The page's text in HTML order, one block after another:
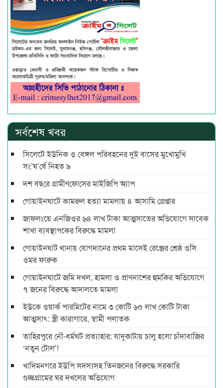
সর্বশেষ খবর
সিলেটে ইউনিক ও বেঙ্গল পরিবহনের দুই বাসের মুখোমুখি
সং’ঘ’র্ষে নিহত ৯
দশ বছ‌রে গ্রামীণ‌ফো‌সের মাইজিপি অ্যাপ
গোয়াইনঘাটে কামরুল হত্যা মামলায় ৪ আসামি গ্রেপ্তার
জাফলংয়ে এনজিওর ৬৪ লাখ টাকা আত্মসাতের অভিযোগে সাবেক
শাখা ব্যবস্থাপকের বিরুদ্ধে মামলা
গোয়াইনঘাট থানায় যোগদানের প্রথম মাসেই রেঞ্জের শ্রেষ্ঠ ওসি
ওমর ফারুক
গোয়াইনঘাটে জমি দখল, হামলা ও প্রাণনাশের হুমকির অভিযোগে
৭ জনের বিরুদ্ধে আদালতে মামলা
ইউকে ওয়ার্ক পারমিটের নামে ৩ কোটি ৬০ লাখ কোটি টাকা
আত্মসাৎ: স্ত্রী কারাগারে, স্বামী পলাতক
তাহিরপুরে নৌ-ধর্মঘট প্রত্যাহার: যাদুকাটায় চালু হলো চাঁদাবাজির
‘নতুন টোল’!
খাদিমনগরে ইউপি সদস্যসহ তিনজনের বিরুদ্ধে সরকারি
গুচ্ছগ্রামের ঘর দখলের অভিযোগ